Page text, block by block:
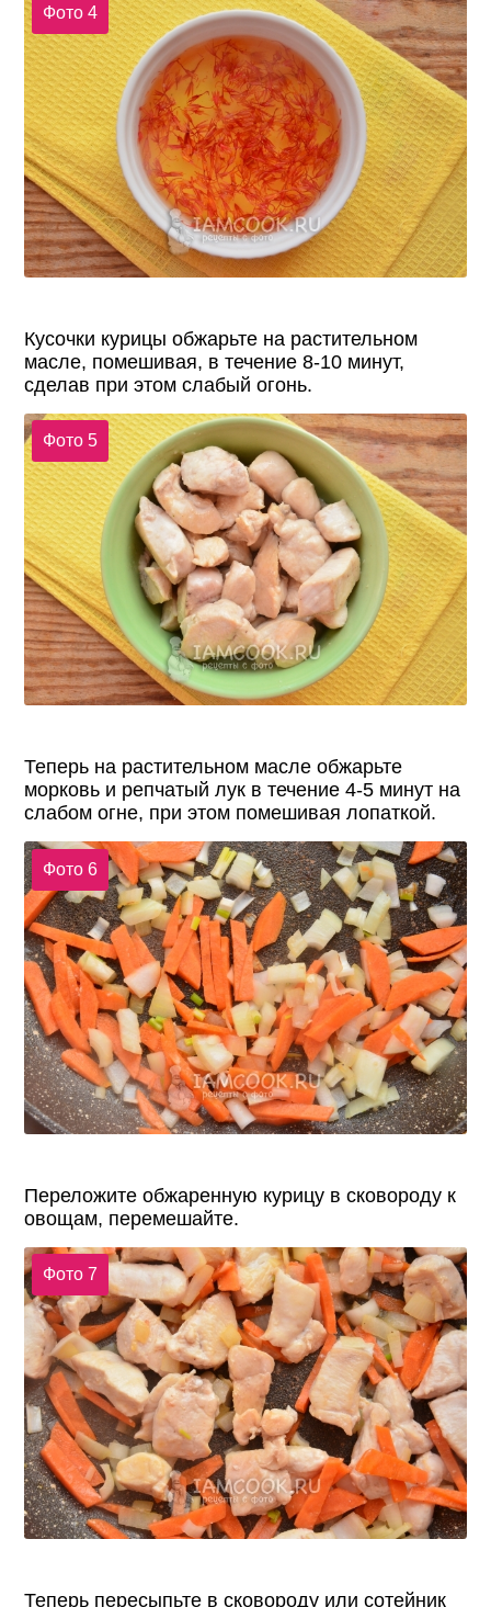
Фото 4
Кусочки курицы обжарьте на растительном
масле, помешивая, в течение 8-10 минут,
сделав при этом слабый огонь.
Фото 5
Теперь на растительном масле обжарьте
морковь и репчатый лук в течение 4-5 минут на
слабом огне, при этом помешивая лопаткой.
Фото 6
Переложите обжаренную курицу в сковороду к
овощам, перемешайте.
Фото 7
Теперь пересыпьте в сковороду или сотейник